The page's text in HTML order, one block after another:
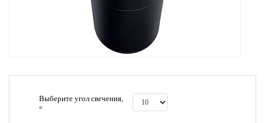
Выберите угол свечения,
°